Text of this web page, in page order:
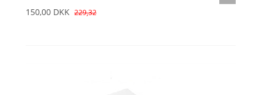
150,00 DKK 229,32